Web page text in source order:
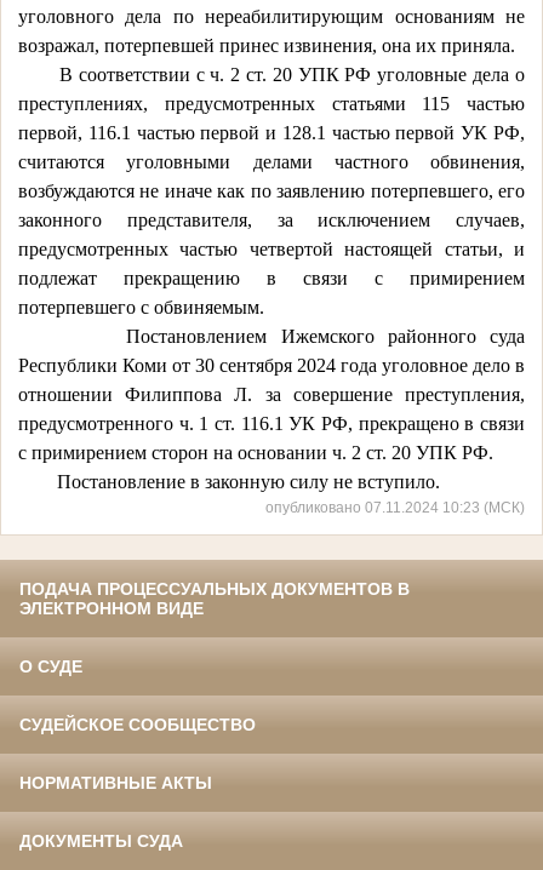
уголовного дела по нереабилитирующим основаниям не
возражал, потерпевшей принес извинения, она их приняла.
В соответствии с ч. 2 ст. 20 УПК РФ уголовные дела о
преступлениях, предусмотренных статьями 115 частью
первой, 116.1 частью первой и 128.1 частью первой УК РФ,
считаются уголовными делами частного обвинения,
возбуждаются не иначе как по заявлению потерпевшего, его
законного представителя, за исключением случаев,
предусмотренных частью четвертой настоящей статьи, и
подлежат прекращению в связи с примирением
потерпевшего с обвиняемым.
Постановлением Ижемского районного суда
Республики Коми от 30 сентября 2024 года уголовное дело в
отношении Филиппова Л. за совершение преступления,
предусмотренного ч. 1 ст. 116.1 УК РФ, прекращено в связи
с примирением сторон на основании ч. 2 ст. 20 УПК РФ.
Постановление в законную силу не вступило.
опубликовано 07.11.2024 10:23 (МСК)
ПОДАЧА ПРОЦЕССУАЛЬНЫХ ДОКУМЕНТОВ В
ЭЛЕКТРОННОМ ВИДЕ
О СУДЕ
СУДЕЙСКОЕ СООБЩЕСТВО
НОРМАТИВНЫЕ АКТЫ
ДОКУМЕНТЫ СУДА